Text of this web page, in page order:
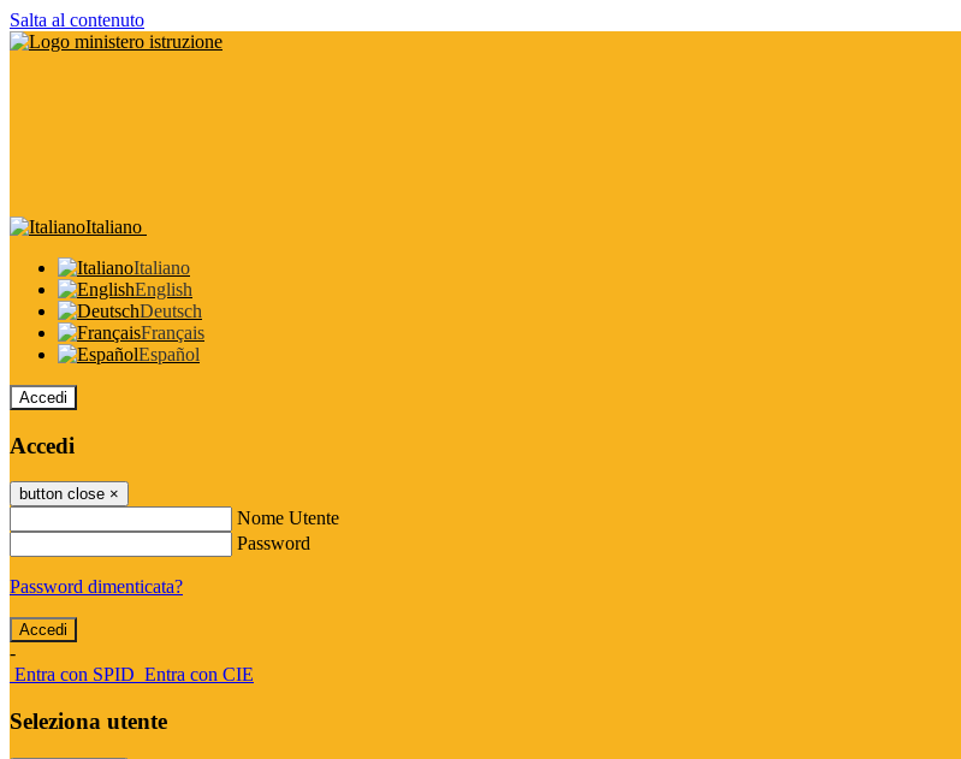
Salta al contenuto
Italiano
Italiano
English
Deutsch
Français
Español
Accedi
Accedi
button close ×
Nome Utente
Password
Password dimenticata?
-
Entra con SPID Entra con CIE
Seleziona utente